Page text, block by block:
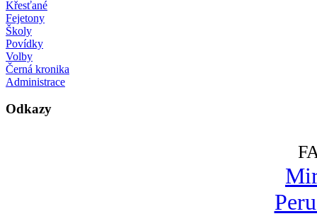
Křesťané
Fejetony
Školy
Povídky
Volby
Černá kronika
Administrace
Odkazy